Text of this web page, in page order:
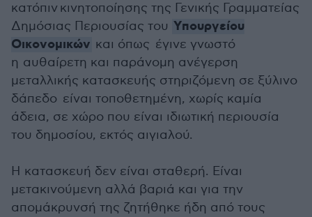
κατόπιν κινητοποίησης της Γενικής Γραμματείας
Δημόσιας Περιουσίας του Υπουργείου
Οικονομικών και όπως έγινε γνωστό
η αυθαίρετη και παράνομη ανέγερση
μεταλλικής κατασκευής στηριζόμενη σε ξύλινο
δάπεδο είναι τοποθετημένη, χωρίς καμία
άδεια, σε χώρο που είναι ιδιωτική περιουσία
του δημοσίου, εκτός αιγιαλού.
Η κατασκευή δεν είναι σταθερή. Είναι
μετακινούμενη αλλά βαριά και για την
απομάκρυνσή της ζητήθηκε ήδη από τους